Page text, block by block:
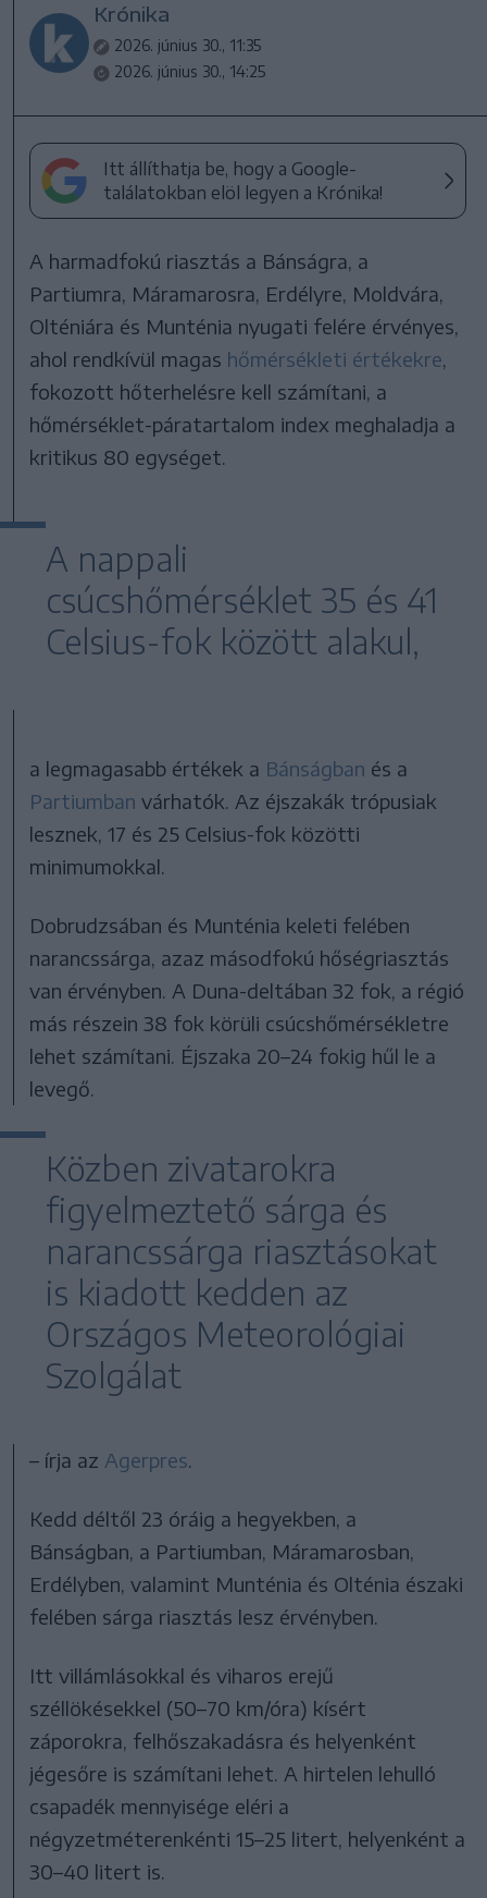
Krónika
2026. június 30., 11:35
2026. június 30., 14:25
Itt állíthatja be, hogy a Google-
találatokban elöl legyen a Krónika!
A harmadfokú riasztás a Bánságra, a
Partiumra, Máramarosra, Erdélyre, Moldvára,
Olténiára és Munténia nyugati felére érvényes,
ahol rendkívül magas hőmérsékleti értékekre,
fokozott hőterhelésre kell számítani, a
hőmérséklet-páratartalom index meghaladja a
kritikus 80 egységet.
A nappali
csúcshőmérséklet 35 és 41
Celsius-fok között alakul,
a legmagasabb értékek a Bánságban és a
Partiumban várhatók. Az éjszakák trópusiak
lesznek, 17 és 25 Celsius-fok közötti
minimumokkal.
Dobrudzsában és Munténia keleti felében
narancssárga, azaz másodfokú hőségriasztás
van érvényben. A Duna-deltában 32 fok, a régió
más részein 38 fok körüli csúcshőmérsékletre
lehet számítani. Éjszaka 20–24 fokig hűl le a
levegő.
Közben zivatarokra
figyelmeztető sárga és
narancssárga riasztásokat
is kiadott kedden az
Országos Meteorológiai
Szolgálat
– írja az Agerpres.
Kedd déltől 23 óráig a hegyekben, a
Bánságban, a Partiumban, Máramarosban,
Erdélyben, valamint Munténia és Olténia északi
felében sárga riasztás lesz érvényben.
Itt villámlásokkal és viharos erejű
széllökésekkel (50–70 km/óra) kísért
záporokra, felhőszakadásra és helyenként
jégesőre is számítani lehet. A hirtelen lehulló
csapadék mennyisége eléri a
négyzetméterenkénti 15–25 litert, helyenként a
30–40 litert is.